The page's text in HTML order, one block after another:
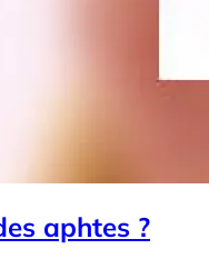
aphtes ?